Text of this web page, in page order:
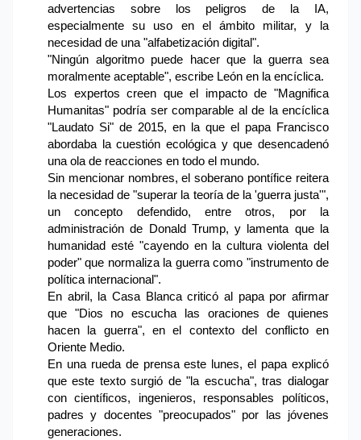
advertencias sobre los peligros de la IA,
especialmente su uso en el ámbito militar, y la
necesidad de una "alfabetización digital".
"Ningún algoritmo puede hacer que la guerra sea
moralmente aceptable", escribe León en la encíclica.
Los expertos creen que el impacto de "Magnifica
Humanitas" podría ser comparable al de la encíclica
"Laudato Si" de 2015, en la que el papa Francisco
abordaba la cuestión ecológica y que desencadenó
una ola de reacciones en todo el mundo.
Sin mencionar nombres, el soberano pontífice reitera
la necesidad de "superar la teoría de la 'guerra justa'",
un concepto defendido, entre otros, por la
administración de Donald Trump, y lamenta que la
humanidad esté "cayendo en la cultura violenta del
poder" que normaliza la guerra como "instrumento de
política internacional".
En abril, la Casa Blanca criticó al papa por afirmar
que "Dios no escucha las oraciones de quienes
hacen la guerra", en el contexto del conflicto en
Oriente Medio.
En una rueda de prensa este lunes, el papa explicó
que este texto surgió de "la escucha", tras dialogar
con científicos, ingenieros, responsables políticos,
padres y docentes "preocupados" por las jóvenes
generaciones.